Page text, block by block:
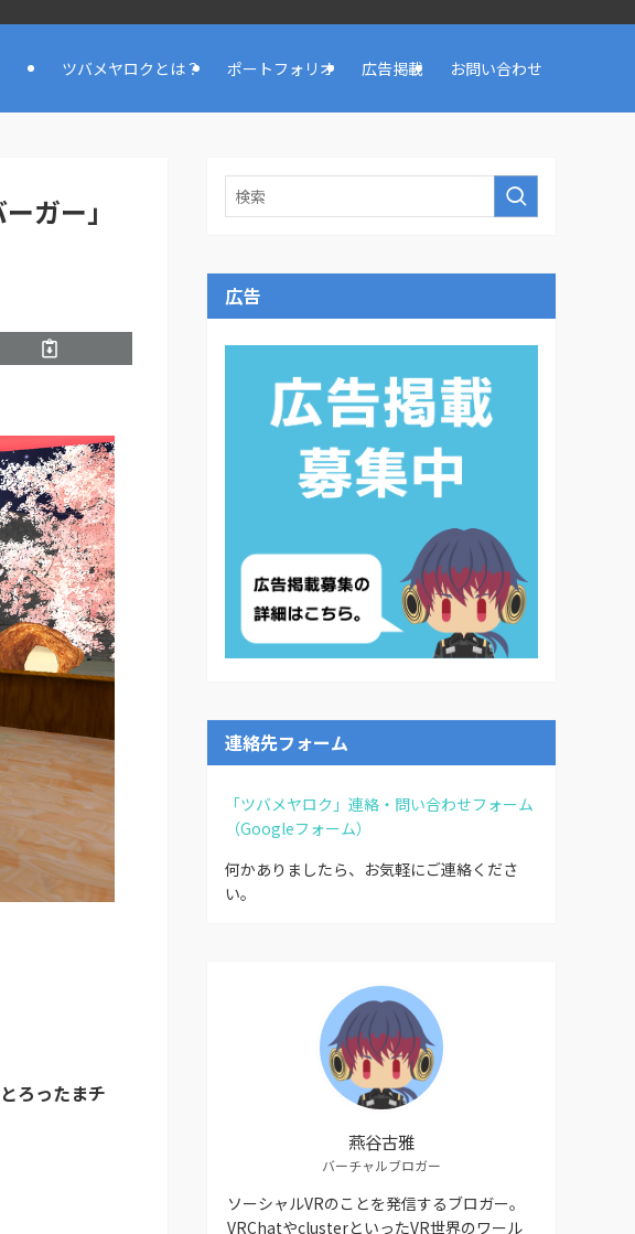
ツバメヤロクとは？ ポートフォリオ 広告掲載 お問い合わせ
ガー」
とろったまチ
広告
連絡先フォーム
「ツバメヤロク」連絡・問い合わせフォーム
（Googleフォーム）
何かありましたら、お気軽にご連絡くださ
い。
燕谷古雅
バーチャルブロガー
ソーシャルVRのことを発信するブロガー。
VRChatやclusterといったVR世界のワール